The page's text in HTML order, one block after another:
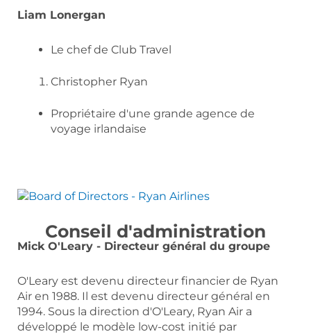
Liam Lonergan
Le chef de Club Travel
Christopher Ryan
Propriétaire d'une grande agence de
voyage irlandaise
Conseil d'administration
Mick O'Leary - Directeur général du groupe
O'Leary est devenu directeur financier de Ryan
Air en 1988. Il est devenu directeur général en
1994. Sous la direction d'O'Leary, Ryan Air a
développé le modèle low-cost initié par